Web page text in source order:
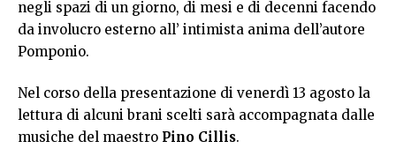
negli spazi di un giorno, di mesi e di decenni facendo
da involucro esterno all’ intimista anima dell’autore
Pomponio.
Nel corso della presentazione di venerdì 13 agosto la
lettura di alcuni brani scelti sarà accompagnata dalle
musiche del maestro Pino Cillis.